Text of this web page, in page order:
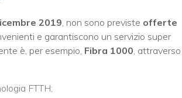
2019, non sono previste offerte
e garantiscono un servizio super
è, per esempio, Fibra 1000, attraverso
FTTH;